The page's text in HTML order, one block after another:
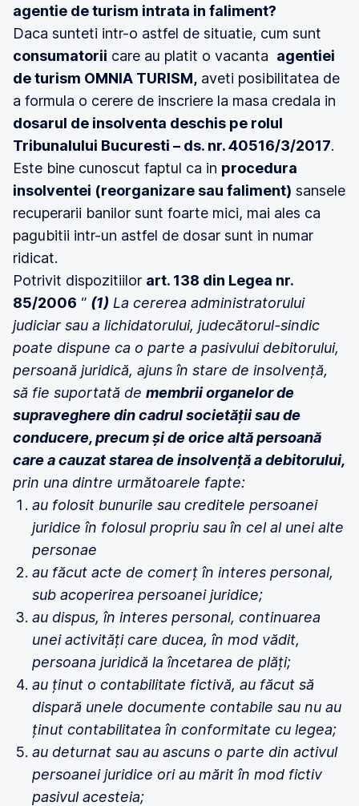
agentie de turism intrata in faliment?
Daca sunteti intr-o astfel de situatie, cum sunt
consumatorii care au platit o vacanta agentiei
de turism OMNIA TURISM, aveti posibilitatea de
a formula o cerere de inscriere la masa credala in
dosarul de insolventa deschis pe rolul
Tribunalului Bucuresti – ds. nr. 40516/3/2017.
Este bine cunoscut faptul ca in procedura
insolventei (reorganizare sau faliment) sansele
recuperarii banilor sunt foarte mici, mai ales ca
pagubitii intr-un astfel de dosar sunt in numar
ridicat.
Potrivit dispozitiilor art. 138 din Legea nr.
85/2006 ‘’ (1) La cererea administratorului
judiciar sau a lichidatorului, judecătorul-sindic
poate dispune ca o parte a pasivului debitorului,
persoană juridică, ajuns în stare de insolvență,
să fie suportată de membrii organelor de
supraveghere din cadrul societății sau de
conducere, precum și de orice altă persoană
care a cauzat starea de insolvență a debitorului,
prin una dintre următoarele fapte:
au folosit bunurile sau creditele persoanei
juridice în folosul propriu sau în cel al unei alte
personae
au făcut acte de comerț în interes personal,
sub acoperirea persoanei juridice;
au dispus, în interes personal, continuarea
unei activități care ducea, în mod vădit,
persoana juridică la încetarea de plăți;
au ținut o contabilitate fictivă, au făcut să
dispară unele documente contabile sau nu au
ținut contabilitatea în conformitate cu legea;
au deturnat sau au ascuns o parte din activul
persoanei juridice ori au mărit în mod fictiv
pasivul acesteia;